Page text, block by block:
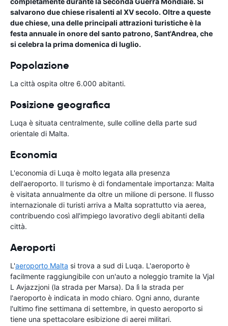
salvarono due chiese risalenti al XV secolo. Oltre a queste
due chiese, una delle principali attrazioni turistiche è la
festa annuale in onore del santo patrono, Sant'Andrea, che
si celebra la prima domenica di luglio.
Popolazione
La città ospita oltre 6.000 abitanti.
Posizione geografica
Luqa è situata centralmente, sulle colline della parte sud
orientale di Malta.
Economia
L'economia di Luqa è molto legata alla presenza
dell'aeroporto. Il turismo è di fondamentale importanza: Malta
è visitata annualmente da oltre un milione di persone. Il flusso
internazionale di turisti arriva a Malta soprattutto via aerea,
contribuendo così all'impiego lavorativo degli abitanti della
città.
Aeroporti
L'aeroporto Malta si trova a sud di Luqa. L'aeroporto è
facilmente raggiungibile con un'auto a noleggio tramite la Vjal
L Avjazzjoni (la strada per Marsa). Da lì la strada per
l'aeroporto è indicata in modo chiaro. Ogni anno, durante
l'ultimo fine settimana di settembre, in questo aeroporto si
tiene una spettacolare esibizione di aerei militari.